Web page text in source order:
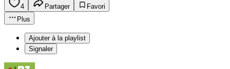
4 Partager
Favori
Plus
Ajouter à la playlist
Signaler